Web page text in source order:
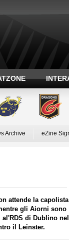
Archive eZine
attende la capolista
gli Aiorni sono
di Dublino nel
il Leinster.